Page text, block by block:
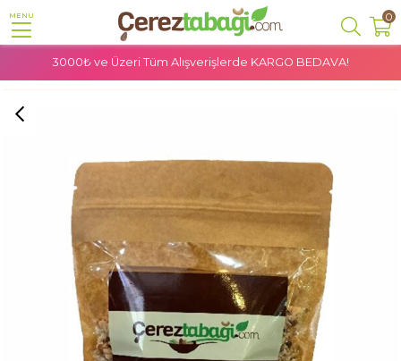
MENU 0
3000₺ ve Üzeri Tüm Alışverişlerde KARGO BEDAVA!
Kırık Fındık - 250 Gr